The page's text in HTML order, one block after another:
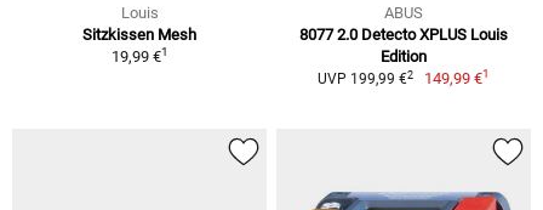
Louis
Sitzkissen Mesh
19,99 €1
ABUS
8077 2.0 Detecto XPLUS Louis
Edition
UVP 199,99 €2 149,99 €1